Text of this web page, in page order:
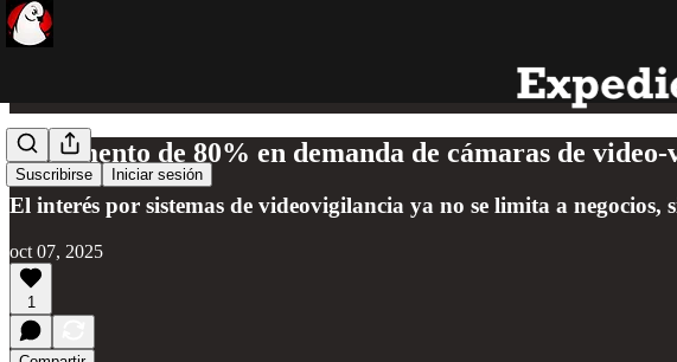
Suscribirse Iniciar sesión
Incremento de 80% en demanda de cámaras de
El interés por sistemas de videovigilancia ya no se limita a
oct 07, 2025
1